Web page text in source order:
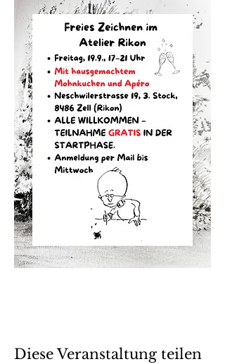
Diese Veranstaltung teilen